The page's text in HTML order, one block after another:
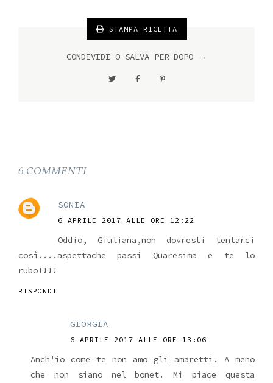
STAMPA RICETTA
CONDIVIDI O SALVA PER DOPO →
6 COMMENTI
SONIA
6 APRILE 2017 ALLE ORE 12:22
Oddio, Giuliana,non dovresti tentarci
così....aspettache passi Quaresima e te lo
rubo!!!!
RISPONDI
GIORGIA
6 APRILE 2017 ALLE ORE 13:06
Anch'io come te non amo gli amaretti. A meno
che non siano nel bonet. Mi piace questa